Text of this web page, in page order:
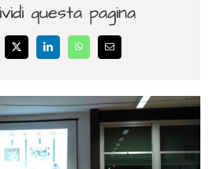
questa pagina
X LinkedInWhatsAppEmail